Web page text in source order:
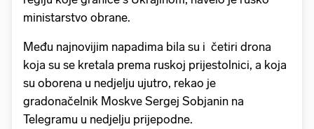
ministarstvo obrane.
Među najnovijim napadima bila su i četiri drona
koja su se kretala prema ruskoj prijestolnici, a koja
su oborena u nedjelju ujutro, rekao je
gradonačelnik Moskve Sergej Sobjanin na
Telegramu u nedjelju prijepodne.